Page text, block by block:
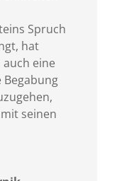
Spruch
hat
eine
Begabung
seinen